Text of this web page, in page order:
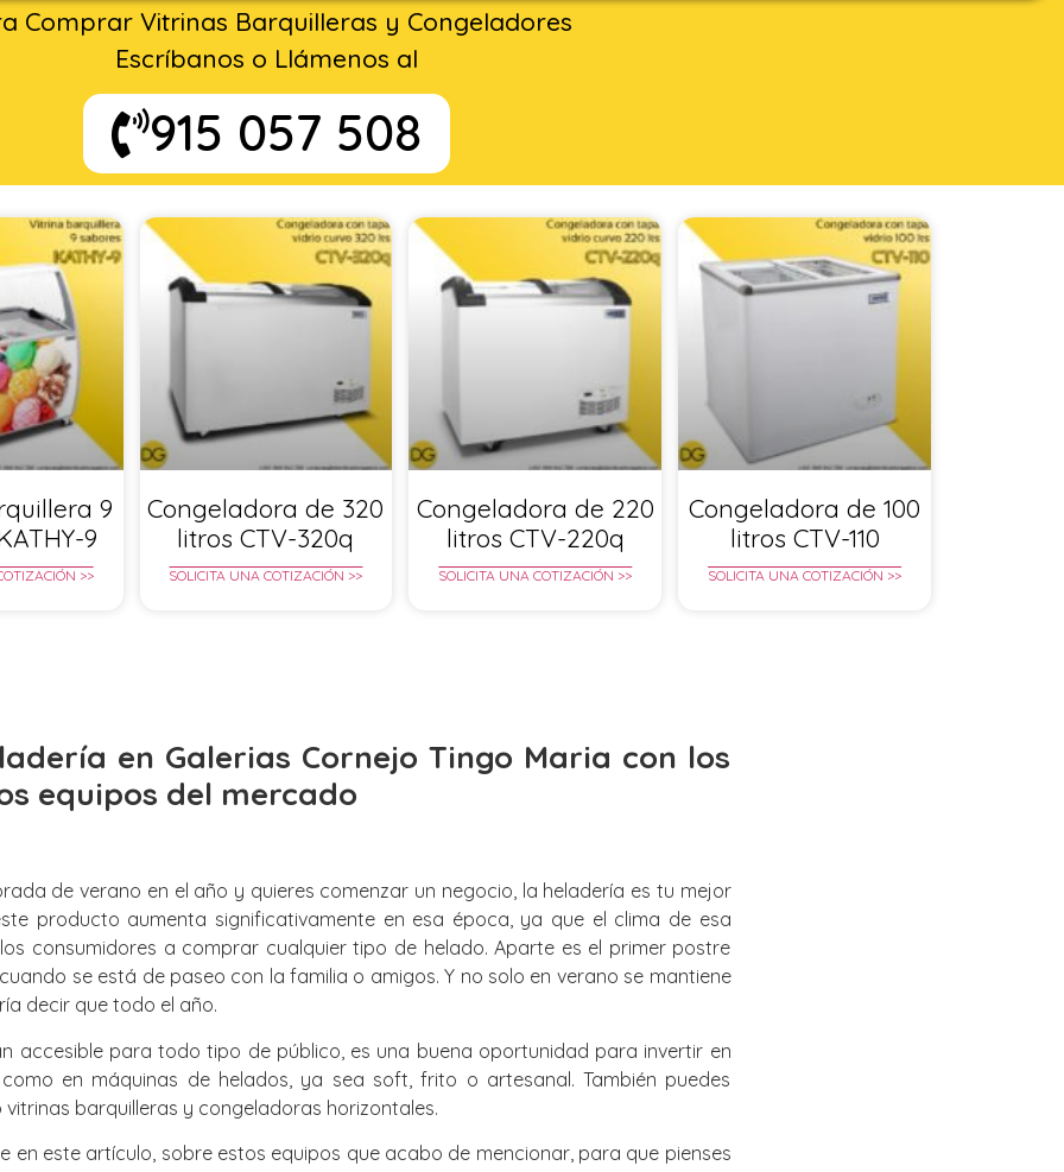
Comprar Vitrinas Barquilleras y Congeladores
Escríbanos o Llámenos al
915 057 508
9
9
>>
Congeladora de 320
litros CTV-320q
SOLICITA UNA COTIZACIÓN >>
Congeladora de 220
litros CTV-220q
SOLICITA UNA COTIZACIÓN >>
Congeladora de 100
litros CTV-110
SOLICITA UNA COTIZACIÓN >>
en Galerias Cornejo Tingo Maria con los
equipos del mercado
de verano en el año y quieres comenzar un negocio, la heladería es tu mejor
producto aumenta significativamente en esa época, ya que el clima de esa
consumidores a comprar cualquier tipo de helado. Aparte es el primer postre
se está de paseo con la familia o amigos. Y no solo en verano se mantiene
decir que todo el año.
accesible para todo tipo de público, es una buena oportunidad para invertir en
en máquinas de helados, ya sea soft, frito o artesanal. También puedes
barquilleras y congeladoras horizontales.
en este artículo, sobre estos equipos que acabo de mencionar, para que pienses